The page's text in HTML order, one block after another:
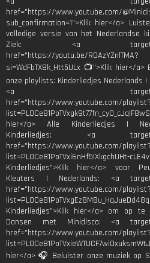
href="https://www.youtube.com/
sub_confirmation=1">Klik hier</a>
volledige versie van het Nederlandse
Ziek: <a
href="https://youtu.be/R0AzYZnlTMA?
si=WdFbTX8k_Htt5ULx 📺">Klik hier</a>
onze playlists: Kinderliedjes Nederlands |
<a
href="https://www.youtube.com/
hier</a> Alle Kinderliedjes |
Kinderliedjes: <a
href="https://www.youtube.com/
list=PL0Ce81PoTVxi6nHf5IXkgchUHt-
Kinderliedjes">Klik hier</a> voor
Kleuters | Nederlands: <a
href="https://www.youtube.com/
Kinderliedjes">Klik hier</a> om op te
Dansen met Minidisco: <a
href="https://www.youtube.com/
hier</a> 🎧 Beluister onze muziek op